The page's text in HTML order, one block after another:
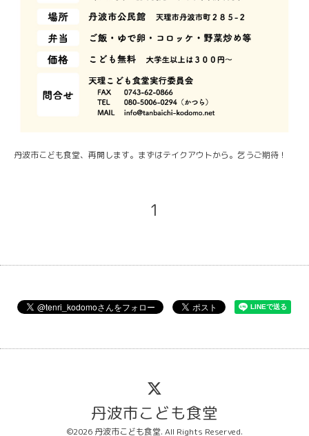
丹波市こども食堂、再開します。まずはテイクアウトから。乞うご期待！
1
丹波市こども食堂
©2026 丹波市こども食堂. All Rights Reserved.